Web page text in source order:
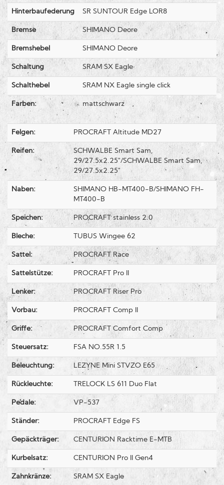
Hinterbaufederung SR SUNTOUR Edge LOR8
Bremse SHIMANO Deore
Bremshebel SHIMANO Deore
Schaltung SRAM SX Eagle
Schalthebel SRAM NX Eagle single click
Farben: mattschwarz
Felgen: PROCRAFT Altitude MD27
Reifen:
SCHWALBE Smart Sam,
29/27.5x2.25"/SCHWALBE Smart Sam,
29/27.5x2.25"
Naben:
SHIMANO HB-MT400-B/SHIMANO FH-
MT400-B
Speichen: PROCRAFT stainless 2.0
Bleche: TUBUS Wingee 62
Sattel: PROCRAFT Race
Sattelstütze: PROCRAFT Pro II
Lenker: PROCRAFT Riser Pro
Vorbau: PROCRAFT Comp II
Griffe: PROCRAFT Comfort Comp
Steuersatz: FSA NO.55R 1.5
Beleuchtung: LEZYNE Mini STVZO E65
Rückleuchte: TRELOCK LS 611 Duo Flat
Pedale: VP-537
Ständer: PROCRAFT Edge FS
Gepäckträger: CENTURION Racktime E-MTB
Kurbelsatz: CENTURION Pro II Gen4
Zahnkränze: SRAM SX Eagle